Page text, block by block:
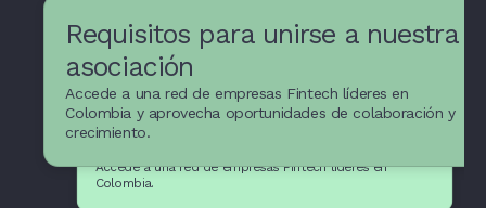
Requisitos para unirse a nuestra
asociación
Accede a una red de empresas Fintech líderes en
Colombia y aprovecha oportunidades de colaboración y
crecimiento.
Recursos y apoyo para
empresas Fintech
Accede a una red de empresas Fintech líderes en
Colombia.